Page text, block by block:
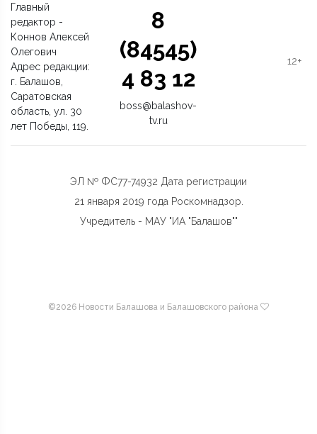
Главный
редактор -
Коннов Алексей
Олегович
Адрес редакции:
г. Балашов,
Саратовская
область, ул. 30
лет Победы, 119.
8
(84545)
4 83 12
boss@balashov-
tv.ru
12+
ЭЛ № ФС77-74932 Дата регистрации
21 января 2019 года Роскомнадзор.
Учредитель - МАУ "ИА "Балашов""
©2026 Новости Балашова и Балашовского района